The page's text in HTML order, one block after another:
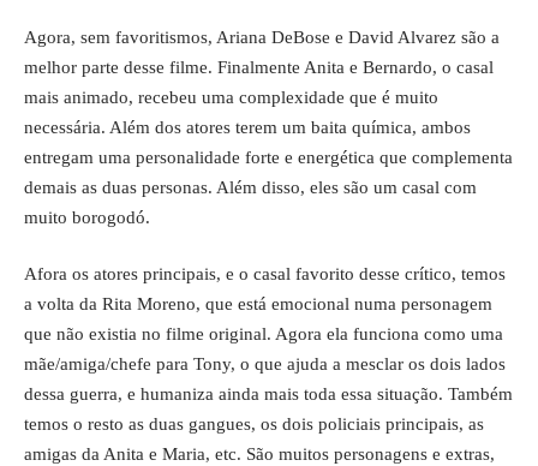
Agora, sem favoritismos, Ariana DeBose e David Alvarez são a
melhor parte desse filme. Finalmente Anita e Bernardo, o casal
mais animado, recebeu uma complexidade que é muito
necessária. Além dos atores terem um baita química, ambos
entregam uma personalidade forte e energética que complementa
demais as duas personas. Além disso, eles são um casal com
muito borogodó.
Afora os atores principais, e o casal favorito desse crítico, temos
a volta da Rita Moreno, que está emocional numa personagem
que não existia no filme original. Agora ela funciona como uma
mãe/amiga/chefe para Tony, o que ajuda a mesclar os dois lados
dessa guerra, e humaniza ainda mais toda essa situação. Também
temos o resto as duas gangues, os dois policiais principais, as
amigas da Anita e Maria, etc. São muitos personagens e extras,